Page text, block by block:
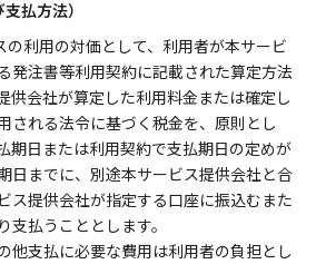
払方法）
の利用の対価として、利用者が本サービ
発注書等利用契約に記載された算定方法
供会社が算定した利用料金または確定し
される法令に基づく税金を、原則とし
期日または利用契約で支払期日の定めが
日までに、別途本サービス提供会社と合
ス提供会社が指定する口座に振込むまた
支払うこととします。
他支払に必要な費用は利用者の負担とし